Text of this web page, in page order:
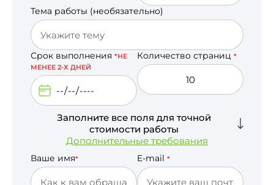
Тема работы (необязательно)
Срок выполнения *НЕ
МЕНЕЕ 2-Х ДНЕЙ
Количество страниц *
Заполните все поля для точной
стоимости работы
Дополнительные требования
Ваше имя* E-mail *